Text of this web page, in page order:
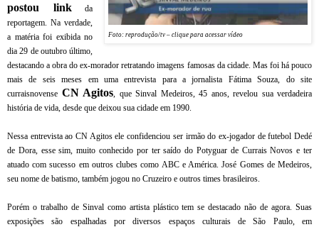
Foto: reprodução/tv – clique para acessar vídeo
postou linkda
reportagem. Na verdade,
a matéria foi exibida no
dia 29 de outubro último,
destacando a obra do ex-morador retratando imagens famosas da cidade. Mas foi há pouco
mais de seis meses em uma entrevista para a jornalista Fátima Souza, do site
curraisnovense CN Agitos , que Sinval Medeiros, 45 anos, revelou sua verdadeira
história de vida, desde que deixou sua cidade em 1990.
Nessa entrevista ao CN Agitos ele confidenciou ser irmão do ex-jogador de futebol Dedé
de Dora, esse sim, muito conhecido por ter saído do Potyguar de Currais Novos e ter
atuado com sucesso em outros clubes como ABC e América. José Gomes de Medeiros,
seu nome de batismo, também jogou no Cruzeiro e outros times brasileiros.
Porém o trabalho de Sinval como artista plástico tem se destacado não de agora. Suas
exposições são espalhadas por diversos espaços culturais de São Paulo, em